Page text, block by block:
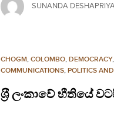
SUNANDA
CHOGM, COLOMBO, DEMOCRACY,
COMMUNICATIONS, POLITICS
ශ‍්‍රී ලංකාවේ භීතියේ